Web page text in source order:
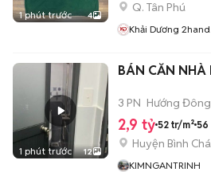
1 phút trước 4
Q. Tân Phú
Khải Dương 2hand
1 phút trước 12
BÁN CĂN NHÀ
3 PN Hướng Đông
2,9 tỷ 52 tr/m² 56
Huyện Bình
KIMNGANTRINH